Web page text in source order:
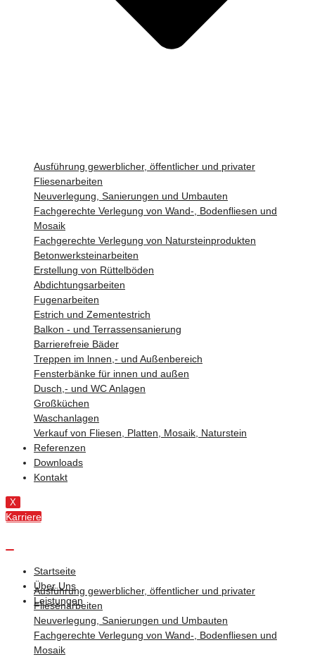
Ausführung gewerblicher, öffentlicher und privater
Fliesenarbeiten
Neuverlegung, Sanierungen und Umbauten
Fachgerechte Verlegung von Wand-, Bodenfliesen und
Mosaik
Fachgerechte Verlegung von Natursteinprodukten
Betonwerksteinarbeiten
Erstellung von Rüttelböden
Abdichtungsarbeiten
Fugenarbeiten
Estrich und Zementestrich
Balkon - und Terrassensanierung
Barrierefreie Bäder
Treppen im lnnen,- und Außenbereich
Fensterbänke für innen und außen
Dusch,- und WC Anlagen
Großküchen
Waschanlagen
Verkauf von Fliesen, Platten, Mosaik, Naturstein
Referenzen
Downloads
Kontakt
X
Karriere
Startseite
Über Uns
Leistungen
Ausführung gewerblicher, öffentlicher und privater
Fliesenarbeiten
Neuverlegung, Sanierungen und Umbauten
Fachgerechte Verlegung von Wand-, Bodenfliesen und
Mosaik